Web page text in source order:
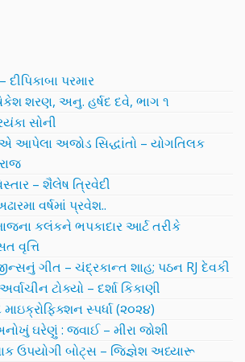
પરમાર
શરણ, અનુ. હર્ષદ દવે, ભાગ ૧
સોની
આપેલા અજોડ સિદ્ધાંતો – યોગતિલક
– શૈલેષ ત્રિવેદી
વર્ષમાં પ્રવેશ..
કલંકને ભપકાદાર આર્ટ તરીકે
વૃત્તિ
ગીત – ચંદ્રકાન્ત શાહ; પઠન RJ દેવકી
ટોક્યો – દર્શા કિકાણી
માઇક્રોફિક્શન સ્પર્ધા (૨૦૨૪)
ઘરેણું : જવાઈ – મીરા જોશી
ઉપયોગી બોટ્સ – જિજ્ઞેશ અધ્યારૂ